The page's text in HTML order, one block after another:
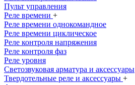
Пульт управления
Реле времени +
Реле времени однокомандное
Реле времени циклическое
Реле контроля напряжения
Реле контроля фаз
Реле уровня
Светозвуковая арматура и аксессуары
Твердотельные реле и аксессуары +